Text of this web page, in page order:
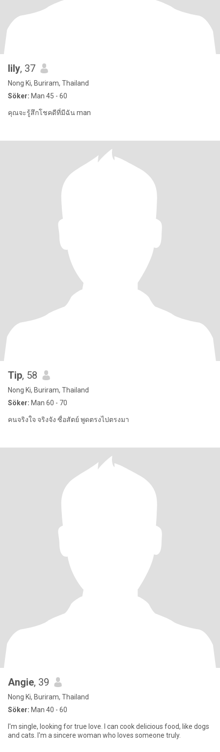
lily, 37
Nong Ki, Buriram, Thailand
Söker: Man 45 - 60
คุณจะรู้สึกโชคดีที่มีฉัน man
Tip, 58
Nong Ki, Buriram, Thailand
Söker: Man 60 - 70
คนจริงใจ จริงจัง ซื่อสัตย์ พูดตรงไปตรงมา
Angie, 39
Nong Ki, Buriram, Thailand
Söker: Man 40 - 60
I'm single, looking for true love. I can cook delicious food, like dogs
and cats. I'm a sincere woman who loves someone truly.